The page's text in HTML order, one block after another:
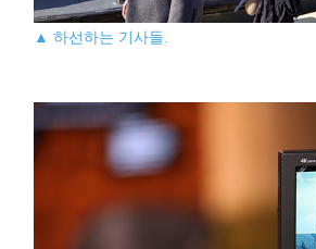
▲ 하선하는 기사들.